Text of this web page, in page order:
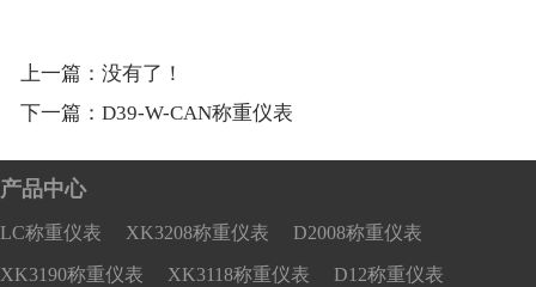
上一篇：没有了！
下一篇： D39-W-CAN称重仪表
产品中心
LC称重仪表 XK3208称重仪表 D2008称重仪表
XK3190称重仪表 XK3118称重仪表 D12称重仪表